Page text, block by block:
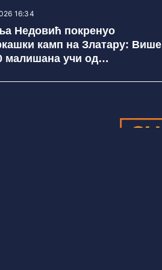
16:34
Недовић покренуо
камп на Златару: Више
малишана учи од